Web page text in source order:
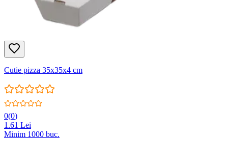
Cutie pizza 35x35x4 cm
0(0)
1.61 Lei
Minim 1000 buc.